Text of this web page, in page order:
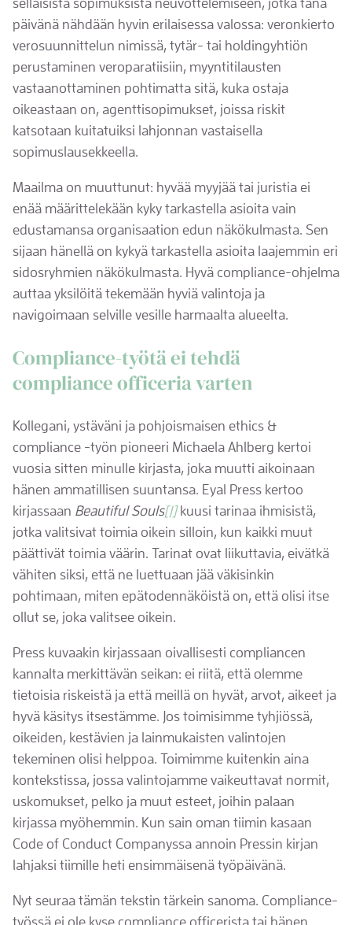
päivänä nähdään hyvin erilaisessa valossa: veronkierto
verosuunnittelun nimissä, tytär- tai holdingyhtiön
perustaminen veroparatiisiin, myyntitilausten
vastaanottaminen pohtimatta sitä, kuka ostaja
oikeastaan on, agenttisopimukset, joissa riskit
katsotaan kuitatuiksi lahjonnan vastaisella
sopimuslausekkeella.
Maailma on muuttunut: hyvää myyjää tai juristia ei
enää määrittelekään kyky tarkastella asioita vain
edustamansa organisaation edun näkökulmasta. Sen
sijaan hänellä on kykyä tarkastella asioita laajemmin eri
sidosryhmien näkökulmasta. Hyvä compliance-ohjelma
auttaa yksilöitä tekemään hyviä valintoja ja
navigoimaan selville vesille harmaalta alueelta.
Compliance-työtä ei tehdä
compliance officeria varten
Kollegani, ystäväni ja pohjoismaisen ethics &
compliance -työn pioneeri Michaela Ahlberg kertoi
vuosia sitten minulle kirjasta, joka muutti aikoinaan
hänen ammatillisen suuntansa. Eyal Press kertoo
kirjassaan Beautiful Souls[1]kuusi tarinaa ihmisistä,
jotka valitsivat toimia oikein silloin, kun kaikki muut
päättivät toimia väärin. Tarinat ovat liikuttavia, eivätkä
vähiten siksi, että ne luettuaan jää väkisinkin
pohtimaan, miten epätodennäköistä on, että olisi itse
ollut se, joka valitsee oikein.
Press kuvaakin kirjassaan oivallisesti compliancen
kannalta merkittävän seikan: ei riitä, että olemme
tietoisia riskeistä ja että meillä on hyvät, arvot, aikeet ja
hyvä käsitys itsestämme. Jos toimisimme tyhjiössä,
oikeiden, kestävien ja lainmukaisten valintojen
tekeminen olisi helppoa. Toimimme kuitenkin aina
kontekstissa, jossa valintojamme vaikeuttavat normit,
uskomukset, pelko ja muut esteet, joihin palaan
kirjassa myöhemmin. Kun sain oman tiimin kasaan
Code of Conduct Companyssa annoin Pressin kirjan
lahjaksi tiimille heti ensimmäisenä työpäivänä.
Nyt seuraa tämän tekstin tärkein sanoma. Compliance-
työssä ei ole kyse compliance officerista tai hänen